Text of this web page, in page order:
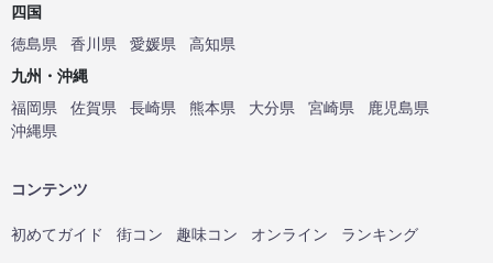
四国
徳島県
香川県 愛媛県
高知県
九州・沖縄
福岡県
佐賀県 長崎県 熊本県 大分県 宮崎県
鹿児島県
沖縄県
コンテンツ
初めてガイド 街コン 趣味コン オンライン ランキング